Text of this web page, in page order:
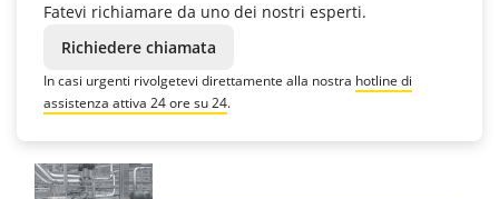
Fatevi richiamare da uno dei nostri esperti.
Richiedere chiamata
In casi urgenti rivolgetevi direttamente alla nostra hotline di
assistenza attiva 24 ore su 24.